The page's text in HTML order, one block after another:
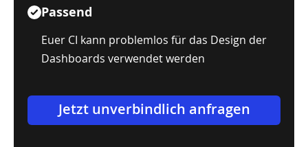
Passend
Euer CI kann problemlos für das Design der
Dashboards verwendet werden
Jetzt unverbindlich anfragen